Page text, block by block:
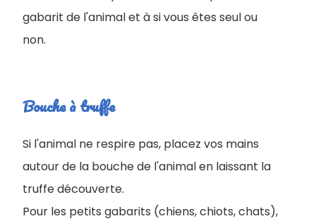
gabarit de l'animal et à si vous êtes seul ou
non.
Bouche à truffe
Si l'animal ne respire pas, placez vos mains
autour de la bouche de l'animal en laissant la
truffe découverte.
Pour les petits gabarits (chiens, chiots, chats),